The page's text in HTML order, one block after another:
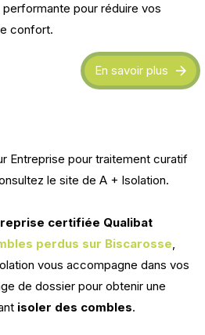
pour réduire vos
confort.
En savoir plus
Entreprise pour traitement curatif
le site de A + Isolation.
certifiée Qualibat
perdus sur Biscarosse,
vous accompagne dans vos
de dossier pour obtenir une
isoler des combles.